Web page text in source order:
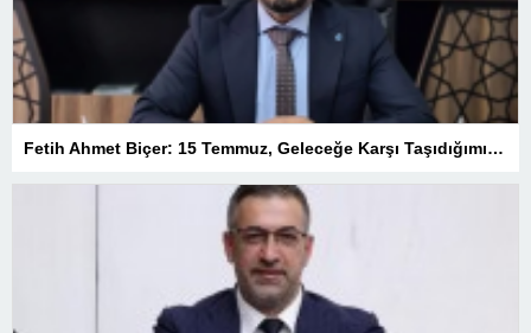
Fetih Ahmet Biçer: 15 Temmuz, Geleceğe Karşı Taşıdığımız Sorumluluğu Hatırlatan Bir Milattır